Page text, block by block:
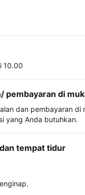
10.00
pembayaran di
dan pembayaran
yang Anda butuhkan.
tempat tidur